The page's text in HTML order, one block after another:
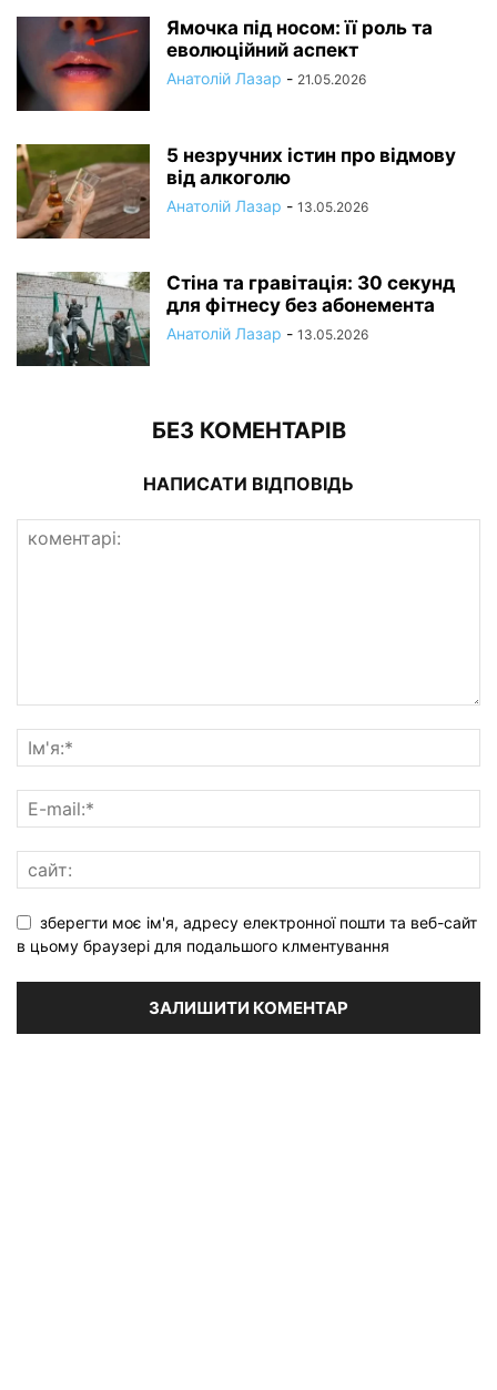
Ямочка під носом: її роль та
еволюційний аспект
Анатолій Лазар - 21.05.2026
5 незручних істин про відмову
від алкоголю
Анатолій Лазар - 13.05.2026
Стіна та гравітація: 30 секунд
для фітнесу без абонемента
Анатолій Лазар - 13.05.2026
БЕЗ КОМЕНТАРІВ
НАПИСАТИ ВІДПОВІДЬ
зберегти моє ім'я, адресу електронної пошти та веб-сайт
в цьому браузері для подальшого клментування